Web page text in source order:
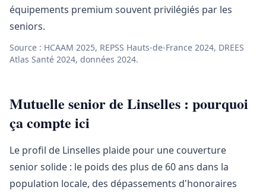
équipements premium souvent privilégiés par les
seniors.
Source : HCAAM 2025, REPSS Hauts-de-France 2024, DREES
Atlas Santé 2024, données 2024.
Mutuelle senior de Linselles : pourquoi
ça compte ici
Le profil de Linselles plaide pour une couverture
senior solide : le poids des plus de 60 ans dans la
population locale, des dépassements d'honoraires